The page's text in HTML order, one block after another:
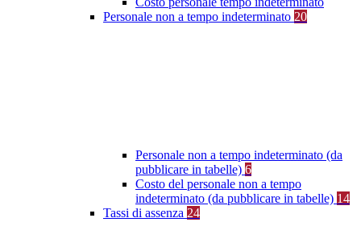
Personale non a tempo indeterminato 20
Personale non a tempo indeterminato (da
pubblicare in tabelle) 6
Costo del personale non a tempo
indeterminato (da pubblicare in tabelle) 14
Tassi di assenza 24